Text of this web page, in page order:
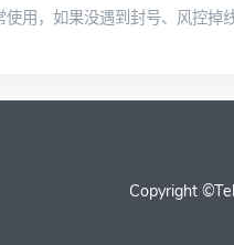
使用，如果没遇到封号、风控掉
Copyright ©